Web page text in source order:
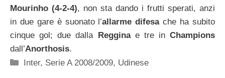
Mourinho (4-2-4), non sta dando i frutti sperati, anzi
in due gare è suonato l’allarme difesache ha subito
cinque gol; due dalla Reggina e tre in Champions
dall’Anorthosis.
Categorie
Inter, Serie A 2008/2009, Udinese